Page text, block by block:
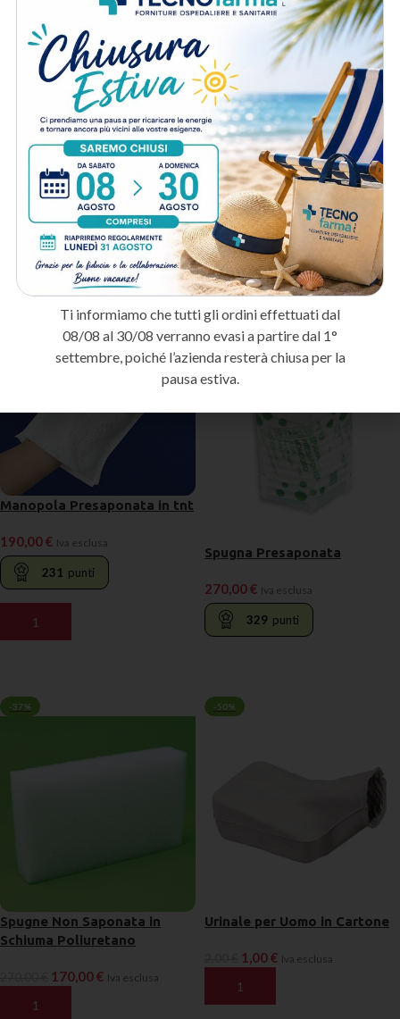
A chi è destinato:
Medici e professionisti sanitari: Per dotare lo studio medico o
l’ambulatorio con prodotti di qualità certificata.
Cliniche e strutture ospedaliere: Per ordini periodici con servizio
personalizzato e fatturazione PA.
Centri estetici e farmacie: Per completare la dotazione
professionale con prodotti selezionati.
Metodo di spedizione
Prodotti correlati
Manopola Presaponata in tnt
190,00€ Iva esclusa
231 punti
AGGIUNGI AL CARRELLO
IN ARRIVO
PRENOTA
Spugna Presaponata
270,00€ Iva esclusa
329 punti
-37%
Spugne Non Saponata in
Schiuma Poliuretano
170,00€ Iva esclusa
AGGIUNGI AL CARRELLO
-50%
Urinale per Uomo in Cartone
1,00€ Iva esclusa
AGGIUNGI AL CARRELLO
Ti informiamo che tutti gli ordini effettuati dal
08/08 al 30/08 verranno evasi a partire dal 1°
settembre, poiché l’azienda resterà chiusa per la
pausa estiva.